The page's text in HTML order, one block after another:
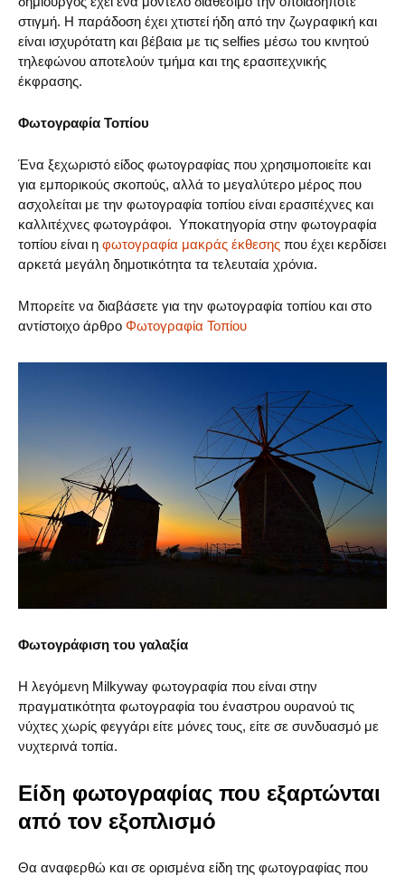
στιγμή. Η παράδοση έχει χτιστεί ήδη από την ζωγραφική και
είναι ισχυρότατη και βέβαια με τις selfies μέσω του κινητού
τηλεφώνου αποτελούν τμήμα και της ερασιτεχνικής
έκφρασης.
Φωτογραφία Τοπίου
Ένα ξεχωριστό είδος φωτογραφίας που χρησιμοποιείτε και
για εμπορικούς σκοπούς, αλλά το μεγαλύτερο μέρος που
ασχολείται με την φωτογραφία τοπίου είναι ερασιτέχνες και
καλλιτέχνες φωτογράφοι. Υποκατηγορία στην φωτογραφία
τοπίου είναι η φωτογραφία μακράς έκθεσης που έχει κερδίσει
αρκετά μεγάλη δημοτικότητα τα τελευταία χρόνια.
Μπορείτε να διαβάσετε για την φωτογραφία τοπίου και στο
αντίστοιχο άρθρο Φωτογραφία Τοπίου
Φωτογράφιση του γαλαξία
Η λεγόμενη Milkyway φωτογραφία που είναι στην
πραγματικότητα φωτογραφία του έναστρου ουρανού τις
νύχτες χωρίς φεγγάρι είτε μόνες τους, είτε σε συνδυασμό με
νυχτερινά τοπία.
Είδη φωτογραφίας που εξαρτώνται
από τον εξοπλισμό
Θα αναφερθώ και σε ορισμένα είδη της φωτογραφίας που